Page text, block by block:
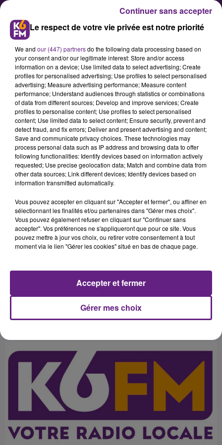
Le DFCO ramène un nul de
Nîmes (1-1)
En déplacement du côté de Nîmes,
pour la compte de la 12ème
journée de Ligue 2, le DFCO devait
réagir après s'être incliné à deux
terme d'un match intense et
ouvert, les hommes d'Olivier
Dall'Oglio n'ont pas pu faire mieux
qu'un match nul sur la pelouse des
buté sur un Mathieu Michel des
Publié : 24 octobre 2015 à 12h06 par 45
Le respect de votre vie privée est notre priorité
We and our (447) partnersdo the following data processing based on
your consent and/or our legitimate interest: Store and/or access
information on a device; Use limited data to select advertising; Create
profiles for personalised advertising; Use profiles to select personalised
advertising; Measure advertising performance; Measure content
performance; Understand audiences through statistics or combinations
of data from different sources; Develop and improve services; Create
profiles to personalise content; Use profiles to select personalised
content; Use limited data to select content; Ensure security, prevent and
detect fraud, and fix errors; Deliver and present advertising and content;
Save and communicate privacy choices. These technologies may
process personal data such as IP address and browsing data to offer
following functionalities: Identify devices based on information actively
requested; Use precise geolocation data; Match and combine data from
other data sources; Link different devices; Identify devices based on
information transmitted automatically.
Vous pouvez accepter en cliquant sur "Accepter et fermer", ou affiner en
sélectionnant les finalités et/ou partenaires dans "Gérer mes choix".
Vous pouvez également refuser en cliquant sur "Continuer sans
accepter". Vos préférences ne s'appliqueront que pour ce site. Vous
pouvez mettre à jour vos choix, ou retirer votre consentement à tout
moment via le lien "Gérer les cookies" situé en bas de chaque page.
Gérer mes choix
Accepter et fermer
Continuer sans accepter